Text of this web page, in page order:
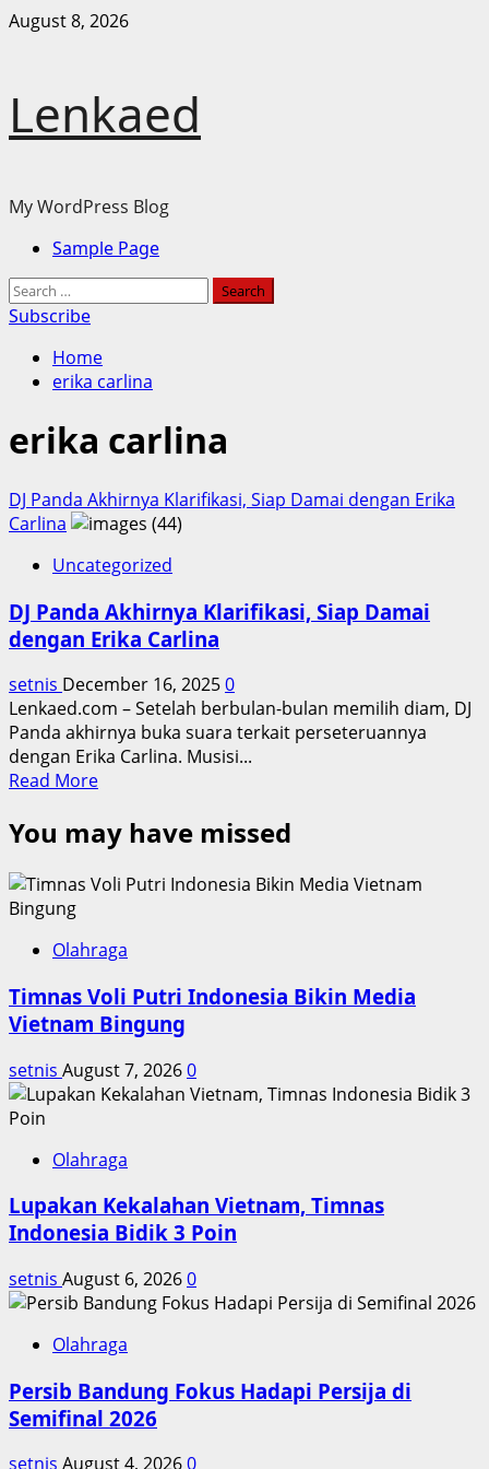
Skip
August 8, 2026
Lenkaed
My WordPress Blog
PrimarySample Page
Search
for:
Subscribe
Home
erika carlina
erika carlina
DJ Panda Akhirnya Klarifikasi, Siap Damai dengan Erika
Carlina
Uncategorized
DJ Panda Akhirnya Klarifikasi, Siap Damai
dengan Erika Carlina
setnis December 16, 20250
Lenkaed.com – Setelah berbulan-bulan memilih diam, DJ
Panda akhirnya buka suara terkait perseteruannya
dengan Erika Carlina. Musisi...
Read MoreRead
about
DJ
Panda
Siap
dengan
Erika
Carlina
You may have missed
Olahraga
Timnas Voli Putri Indonesia Bikin Media
Vietnam Bingung
setnis August 7, 20260
Olahraga
Lupakan Kekalahan Vietnam, Timnas
Indonesia Bidik 3 Poin
setnis August 6, 20260
Olahraga
Persib Bandung Fokus Hadapi Persija di
Semifinal 2026
setnis August 4, 20260